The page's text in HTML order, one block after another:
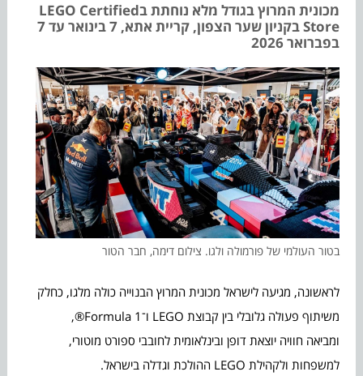
מכונית המרוץ בגודל מלא נוחתת בLEGO Certified
Store בקניון שער הצפון, קריית אתא, 7 בינואר עד 7
בפברואר 2026
בטור העולמי של פורמולה ולגו. צילום דימה, חבר הטור
לראשונה, מגיעה לישראל מכונית המרוץ הבנוייה כולה מלגו, כחלק
משיתוף פעולה גלובלי בין קבוצת LEGO ו־Formula 1®,
ומביאה חוויה יוצאת דופן ובינלאומית לחובבי ספורט מוטורי,
למשפחות ולקהילת LEGO ההולכת וגדלה בישראל.